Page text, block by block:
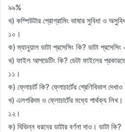
৯৯%
খ) কম্পিউটার প্রোগ্রামিং ভাষার সুবিধা ও
১০।
ক) ম্যানুয়াল ডাটা প্রসেসিং কি? ডাটা
খ) ফাইল আপডেটিং কি? ডেটা ফাইলের
১১।
ক) ফ্লোচার্ট কি? ফ্লোচার্টের শ্রেণিবিভাগ
খ) এলগরিদম ও ফ্লোচার্টের মধ্যে পার্থক্য লিখ।
১২।
ক) বিভিন্ন ধরনের ডাটার বর্ণনা দাও। ডাটা কি?